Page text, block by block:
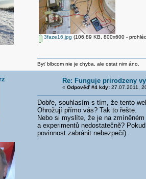
3faze16.jpg (106.89 KB, 800x600 -
Byť blbcom nie je chyba, ale ostat nim áno.
Re: Funguje prirodzeny
« Odpověď #4 kdy:27.07.2011,
Dobře, souhlasím s tím, že tento
Ohrožují přímo vás? Tak to řešte.
Nebo si myslíte, že je na
a experimentů nedostatečně?
povinnost zabránit nebezpečí).